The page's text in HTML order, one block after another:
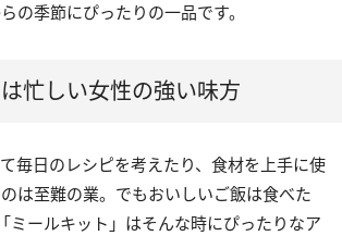
の季節にぴったりの一品です。
忙しい女性の強い味方
毎日のレシピを考えたり、食材を上手に使
は至難の業。でもおいしいご飯は食べた
ールキット」はそんな時にぴったりなア